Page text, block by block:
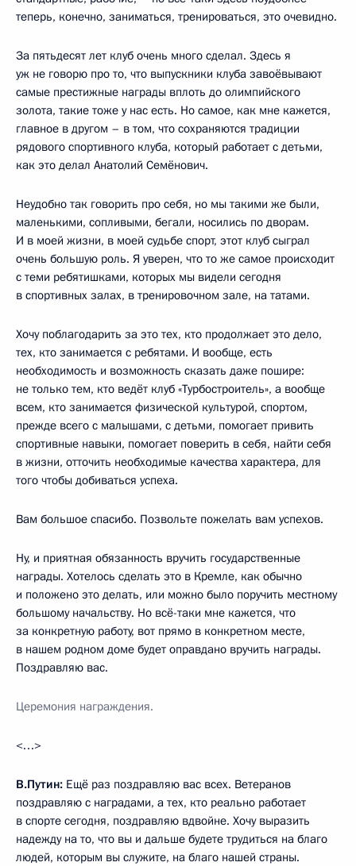
теперь, конечно, заниматься, тренироваться, это очевидно.
За пятьдесят лет клуб очень много сделал. Здесь я
уж не говорю про то, что выпускники клуба завоёвывают
самые престижные награды вплоть до олимпийского
золота, такие тоже у нас есть. Но самое, как мне кажется,
главное в другом – в том, что сохраняются традиции
рядового спортивного клуба, который работает с детьми,
как это делал Анатолий Семёнович.
Неудобно так говорить про себя, но мы такими же были,
маленькими, сопливыми, бегали, носились по дворам.
И в моей жизни, в моей судьбе спорт, этот клуб сыграл
очень большую роль. Я уверен, что то же самое происходит
с теми ребятишками, которых мы видели сегодня
в спортивных залах, в тренировочном зале, на татами.
Хочу поблагодарить за это тех, кто продолжает это дело,
тех, кто занимается с ребятами. И вообще, есть
необходимость и возможность сказать даже пошире:
не только тем, кто ведёт клуб «Турбостроитель», а вообще
всем, кто занимается физической культурой, спортом,
прежде всего с малышами, с детьми, помогает привить
спортивные навыки, помогает поверить в себя, найти себя
в жизни, отточить необходимые качества характера, для
того чтобы добиваться успеха.
Вам большое спасибо. Позвольте пожелать вам успехов.
Ну, и приятная обязанность вручить государственные
награды. Хотелось сделать это в Кремле, как обычно
и положено это делать, или можно было поручить местному
большому начальству. Но всё-таки мне кажется, что
за конкретную работу, вот прямо в конкретном месте,
в нашем родном доме будет оправдано вручить награды.
Поздравляю вас.
Церемония награждения.
<…>
В.Путин: Ещё раз поздравляю вас всех. Ветеранов
поздравляю с наградами, а тех, кто реально работает
в спорте сегодня, поздравляю вдвойне. Хочу выразить
надежду на то, что вы и дальше будете трудиться на благо
людей, которым вы служите, на благо нашей страны.